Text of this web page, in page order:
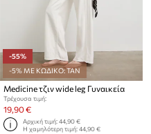
-55%
-5% ΜΕ ΚΩΔΙΚΟ: TAN
Medicine τζιν wide leg Γυναικεία
Τρέχουσα τιμή:
19,90 €
Αρχική τιμή:44,90 €
Η χαμηλότερη τιμή:44,90 €